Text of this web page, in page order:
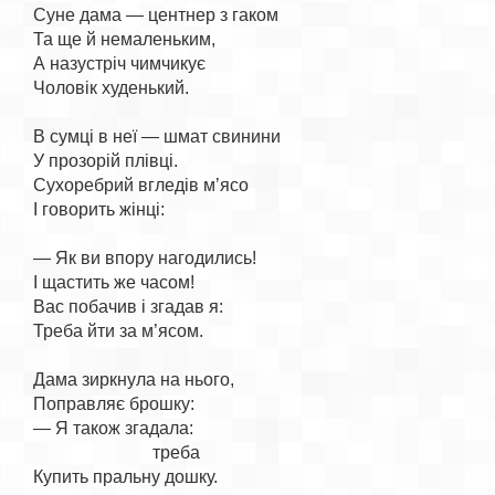
Суне дама — центнер з гаком
Та ще й немаленьким,
А назустріч чимчикує
Чоловік худенький.
В сумці в неї — шмат свинини
У прозорій плівці.
Сухоребрий вгледів м’ясо
І говорить жінці:
— Як ви впору нагодились!
І щастить же часом!
Вас побачив і згадав я:
Треба йти за м’ясом.
Дама зиркнула на нього,
Поправляє брошку:
— Я також згадала:
                           треба